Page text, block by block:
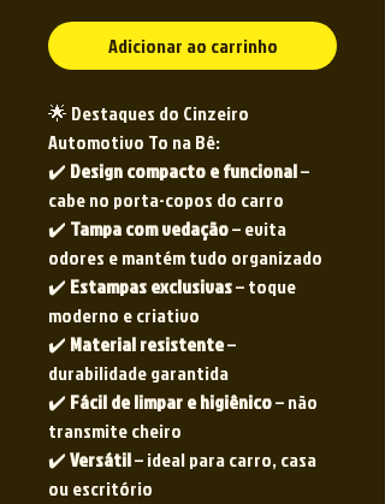
Adicionar ao carrinho
🌟 Destaques do Cinzeiro
Automotivo To na Bê:
✔️ Design compacto e funcional–
cabe no porta-copos do carro
✔️ Tampa com vedação– evita
odores e mantém tudo organizado
✔️ Estampas exclusivas– toque
moderno e criativo
✔️ Material resistente–
durabilidade garantida
✔️ Fácil de limpar e higiênico– não
transmite cheiro
✔️Versátil– ideal para carro, casa
ou escritório